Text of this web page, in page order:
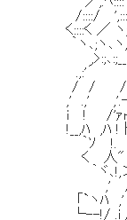
/::::/ ',::::::!
く::::く ／ ヽ
｀ヽ､;ヽ､ヽ
,>:;､
.,:'´ ; ｀'
/ / / ! ;
,' .,' ,'.‐ﾊ ,
i ! /'ｧr';､ﾚ
!__,ﾊ ,ﾊ ! ﾄ
｀ｿ !.
く 人"
｀ヾ､!,＞,､, ｀
,' / .,'｀
「`ヽﾊ ,'
└--!/ .i / .//i／,'